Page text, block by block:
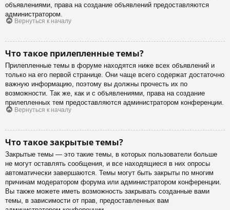
объявлениями, права на создание объявлений предоставляются
администратором.
Вернуться к началу
Что такое прилепленные темы?
Прилепленные темы в форуме находятся ниже всех объявлений и
только на его первой странице. Они чаще всего содержат достаточно
важную информацию, поэтому вы должны прочесть их по
возможности. Так же, как и с объявлениями, права на создание
прилепленных тем предоставляются администратором конференции.
Вернуться к началу
Что такое закрытые темы?
Закрытые темы — это такие темы, в которых пользователи больше
не могут оставлять сообщения, и все находящиеся в них опросы
автоматически завершаются. Темы могут быть закрыты по многим
причинам модератором форума или администратором конференции.
Вы также можете иметь возможность закрывать созданные вами
темы, в зависимости от прав, предоставленных вам